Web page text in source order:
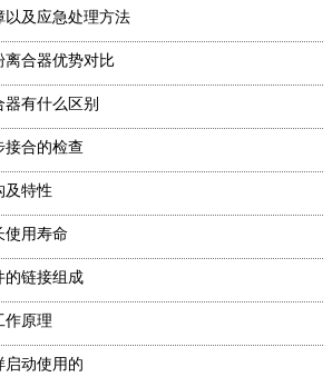
及应急处理方法
离合器优势对比
有什么区别
接合的检查
及特性
使用寿命
的链接组成
作原理
启动使用的